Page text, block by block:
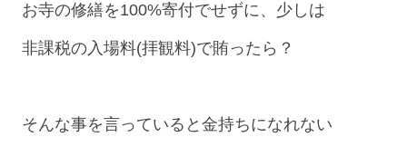
お寺の修繕を100%寄付でせずに、少しは
非課税の入場料(拝観料)で賄ったら？
そんな事を言っていると金持ちになれない